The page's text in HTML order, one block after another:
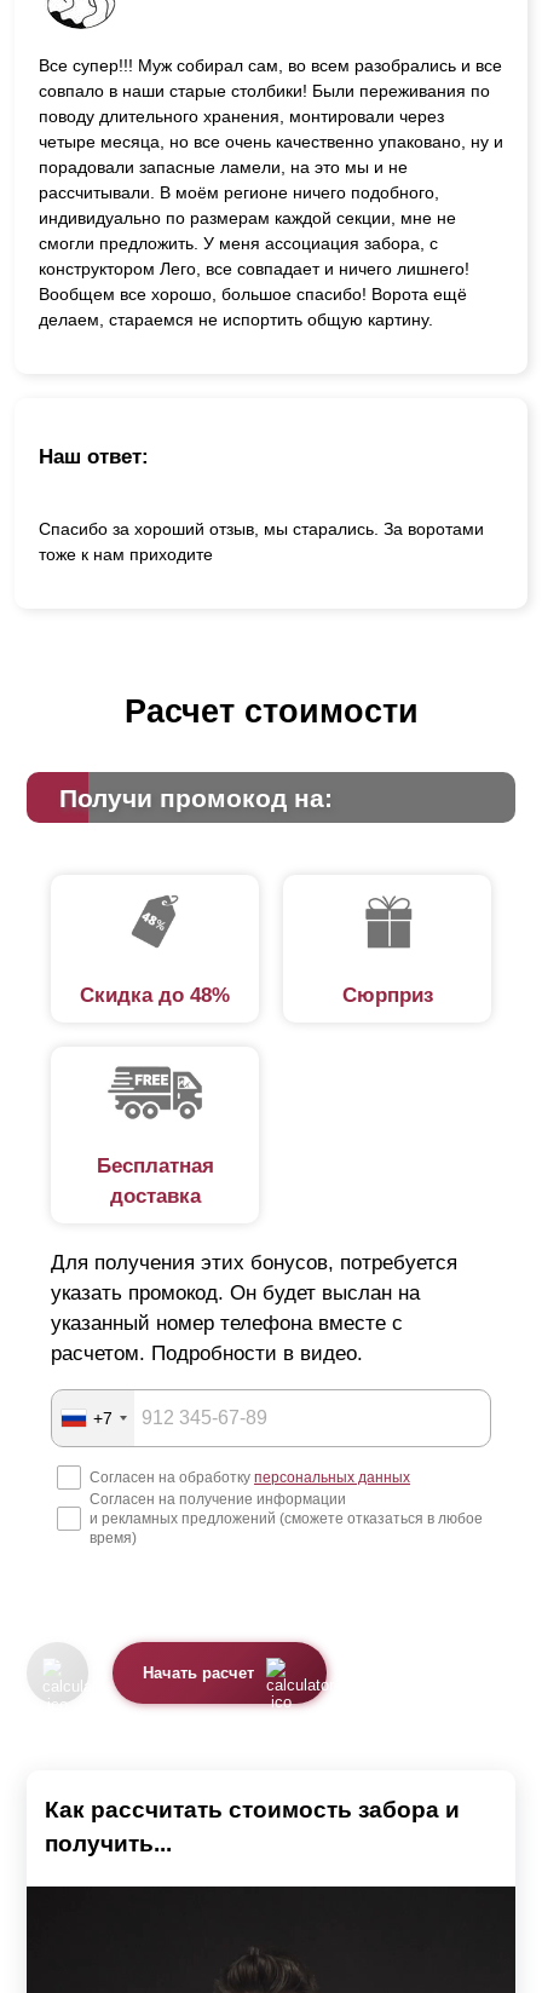
Все супер!!! Муж собирал сам, во всем разобрались и все
совпало в наши старые столбики! Были переживания по
поводу длительного хранения, монтировали через
четыре месяца, но все очень качественно упаковано, ну и
порадовали запасные ламели, на это мы и не
рассчитывали. В моём регионе ничего подобного,
индивидуально по размерам каждой секции, мне не
смогли предложить. У меня ассоциация забора, с
конструктором Лего, все совпадает и ничего лишнего!
Вообщем все хорошо, большое спасибо! Ворота ещё
делаем, стараемся не испортить общую картину.
Наш ответ:
Спасибо за хороший отзыв, мы старались. За воротами
тоже к нам приходите
Расчет стоимости
Получи промокод на:
Скидка до 48% Сюрприз
Бесплатная
доставка
Для получения этих бонусов, потребуется
указать промокод. Он будет выслан на
указанный номер телефона вместе с
расчетом. Подробности в видео.
+7
Согласен на обработку персональных данных
Согласен на получение информации
и рекламных предложений (сможете отказаться в любое
время)
Начать расчет
Как рассчитать стоимость забора и
получить...